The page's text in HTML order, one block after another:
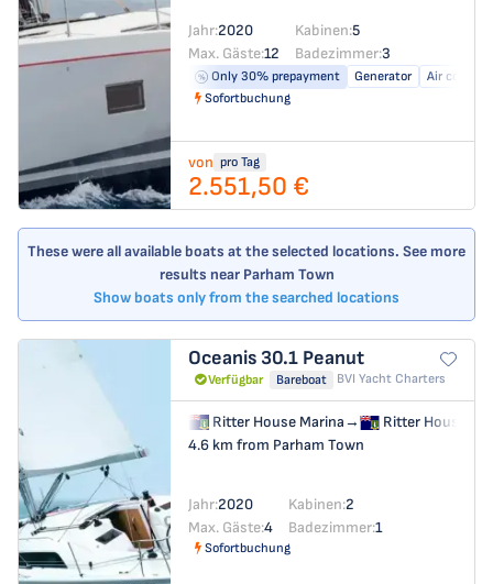
Jahr:2020 Kabinen:5
Max. Gäste:12 Badezimmer:3
Only 30% prepayment Generator
Air
Sofortbuchung
von pro Tag
2.551,50 €
These were all available boats at the selected locations. See more
results near Parham Town
Show boats only from the searched locations
Oceanis 30.1 Peanut
Verfügbar Bareboat BVI Yacht Charters
Ritter House Marina→
Ritter House
4.6 km from Parham Town
Jahr:2020 Kabinen:2
Max. Gäste:4 Badezimmer:1
Sofortbuchung